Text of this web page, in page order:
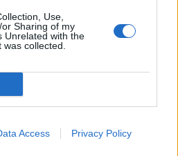
Use,
Sharing of my
Unrelated with the
collected.
Access Privacy Policy
leurs séjours à l’hôpital !
pas publiée.
Les champs